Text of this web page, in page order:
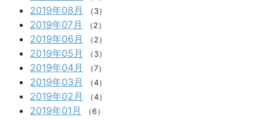
2019年08月 （3）
2019年07月 （2）
2019年06月 （2）
2019年05月 （3）
2019年04月 （7）
2019年03月 （4）
2019年02月 （4）
2019年01月 （6）